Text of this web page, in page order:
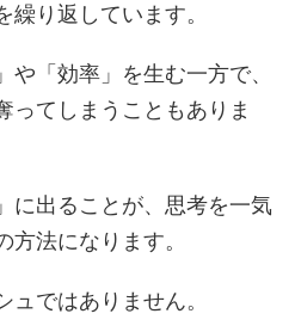
り返しています。
や「効率」を生む一方で、
ってしまうこともありま
に出ることが、思考を一気
法になります。
ではありません。